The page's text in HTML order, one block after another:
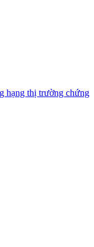
hạng thị trường chứng